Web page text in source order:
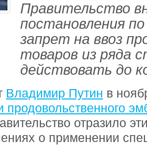
Правительство
постановления
запрет на ввоз
товаров из ряда
действовать до
Владимир Путин в
продовольственного
отразило
о применении